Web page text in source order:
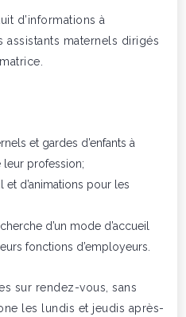
d’informations à
assistants maternels dirigés
et gardes d’enfants à
leur profession;
et d’animations pour les
d’un mode d’accueil
fonctions d’employeurs.
sur rendez-vous, sans
les lundis et jeudis après-